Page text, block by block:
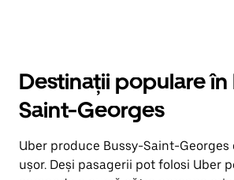
Destinații populare în
Saint-Georges
Uber produce Bussy-Saint-Georges
ușor. Deși pasagerii pot folosi Uber